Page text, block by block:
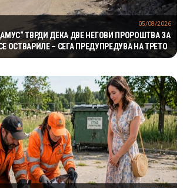
ТВРДИ ДЕКА ДВЕ НЕГОВИ ПРОРОШТВА ЗА
ОСТВАРИЛЕ – СЕГА ПРЕДУПРЕДУВА НА ТРЕТО
05/08/2026